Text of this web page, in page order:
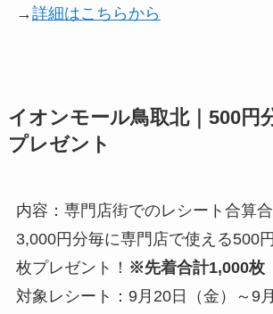
→詳細はこちらから
イオンモール鳥取北｜500円
プレゼント
内容：専門店街でのレシート合算合
3,000円分毎に専門店で使える500
枚プレゼント！ ※先着合計1,000枚
対象レシート：9月20日（金）～9